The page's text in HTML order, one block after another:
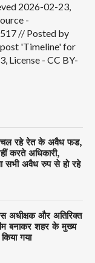
2026-02-23,
-
// Posted by
'Timeline' for
License - CC BY-
चल रहे रेत के अवैध फड,
करते अधिकारी,
सभी अवैध रुप से हो रहे
अधीक्षक और अतिरिक्त
बनाकर शहर के मुख्य
गया